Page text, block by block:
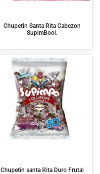
Chupetin Santa Rita Cabezon
SupimBool.
Chupetin santa Rita Duro Frutal